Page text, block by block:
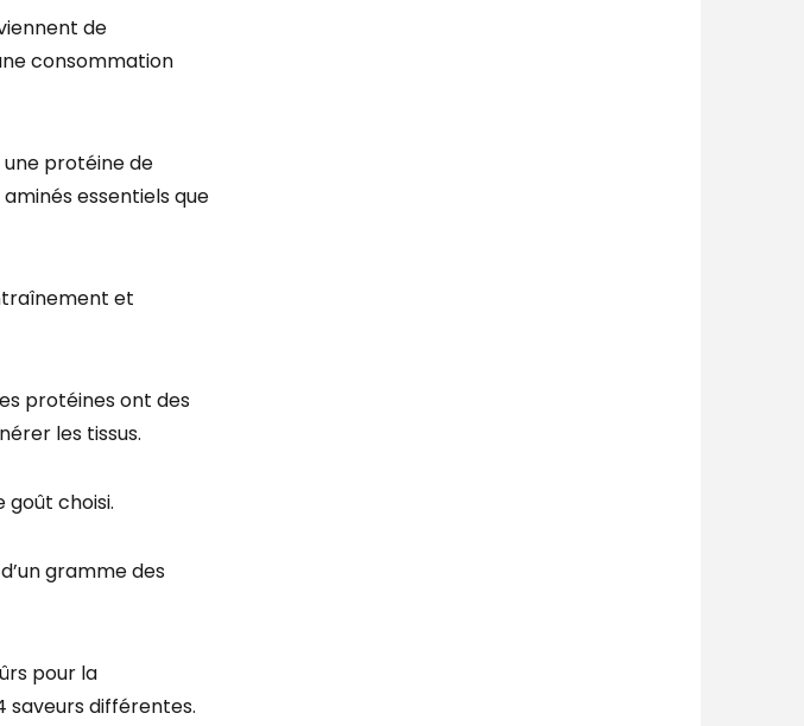
de
consommation
protéine de
essentiels que
et
protéines ont des
les tissus.
goût choisi.
gramme des
pour la
saveurs différentes.